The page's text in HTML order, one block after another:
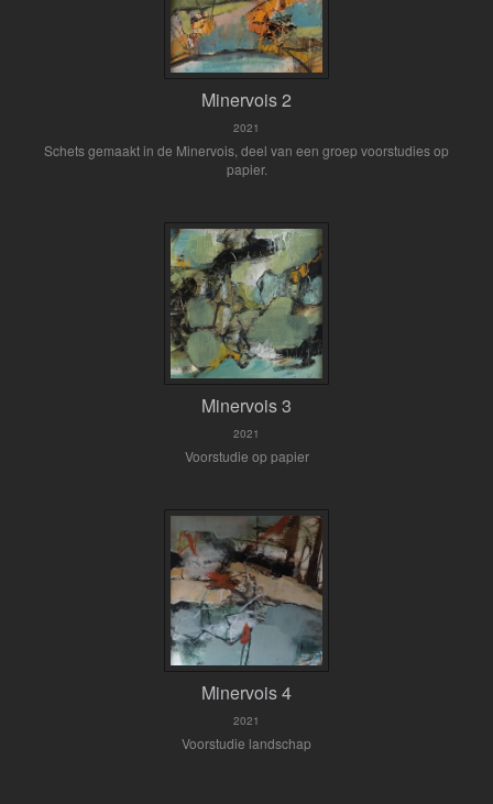
Minervois 2
2021
Schets gemaakt in de Minervois, deel van een groep voorstudies op
papier.
Minervois 3
2021
Voorstudie op papier
Minervois 4
2021
Voorstudie landschap